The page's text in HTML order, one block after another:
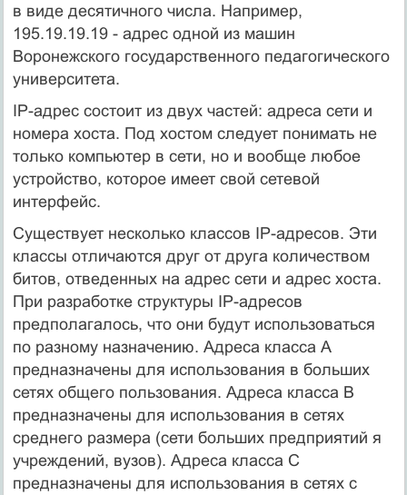
в виде десятичного числа. Например,
195.19.19.19 - адрес одной из машин
Воронежского государственного педагогического
университета.
IP-адрес состоит из двух частей: адреса сети и
номера хоста. Под хостом следует понимать не
только компьютер в сети, но и вообще любое
устройство, которое имеет свой сетевой
интерфейс.
Существует несколько классов IP-адресов. Эти
классы отличаются друг от друга количеством
битов, отведенных на адрес сети и адрес хоста.
При разработке структуры IP-адресов
предполагалось, что они будут использоваться
по разному назначению. Адреса класса А
предназначены для использования в больших
сетях общего пользования. Адреса класса В
предназначены для использования в сетях
среднего размера (сети больших предприятий я
учреждений, вузов). Адреса класса С
предназначены для использования в сетях с